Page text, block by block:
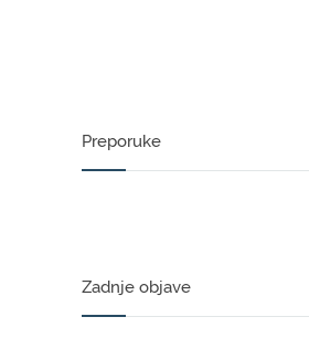
Preporuke
Zadnje objave